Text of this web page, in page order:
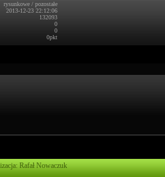
rysunkowe / pozostałe
2013-12-23 22:12:06
132093
0
0
0pkt
Rafał Nowaczuk